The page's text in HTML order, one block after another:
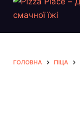
д
вГОЛОВНА ПІЦА